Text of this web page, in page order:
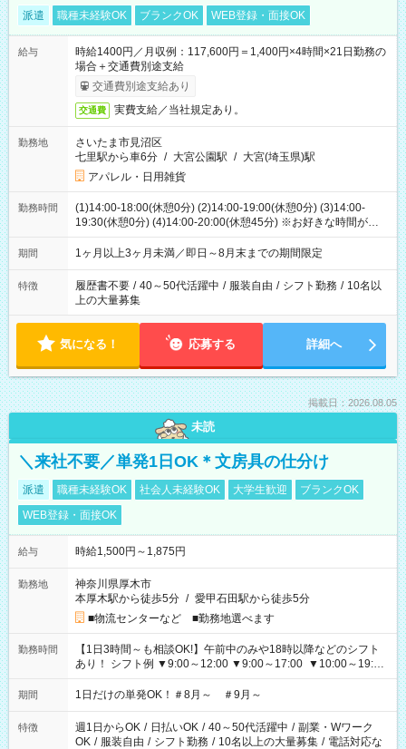
派遣 職種未経験OK ブランクOK WEB登録・面接OK
給与
時給1400円／月収例：117,600円＝1,400円×4時間×21日勤務の
場合＋交通費別途支給
交通費別途支給あり
交通費 実費支給／当社規定あり。
勤務地
さいたま市見沼区
七里駅から車6分 / 大宮公園駅 / 大宮(埼玉県)駅
アパレル・日用雑貨
勤務時間
(1)14:00-18:00(休憩0分) (2)14:00-19:00(休憩0分) (3)14:00-
19:30(休憩0分) (4)14:00-20:00(休憩45分) ※お好きな時間が選べ
ます
期間 1ヶ月以上3ヶ月未満／即日～8月末までの期間限定
特徴 履歴書不要 / 40～50代活躍中 / 服装自由 / シフト勤務 / 10名以
上の大量募集
気になる！ 応募する 詳細へ
掲載日：2026.08.05
未読
＼来社不要／単発1日OK＊文房具の仕分け
派遣 職種未経験OK 社会人未経験OK 大学生歓迎
ブランクOK
WEB登録・面接OK
給与 時給1,500円～1,875円
勤務地
神奈川県厚木市
本厚木駅から徒歩5分 / 愛甲石田駅から徒歩5分
■物流センターなど ■勤務地選べます
勤務時間
【1日3時間～も相談OK!】午前中のみや18時以降などのシフト
あり！ シフト例 ▼9:00～12:00 ▼9:00～17:00 ▼10:00～19:00
▼18:00～21:00
期間 1日だけの単発OK！＃8月～ ＃9月～
特徴 週1日からOK / 日払いOK / 40～50代活躍中 / 副業・Wワーク
OK / 服装自由 / シフト勤務 / 10名以上の大量募集 / 電話対応な